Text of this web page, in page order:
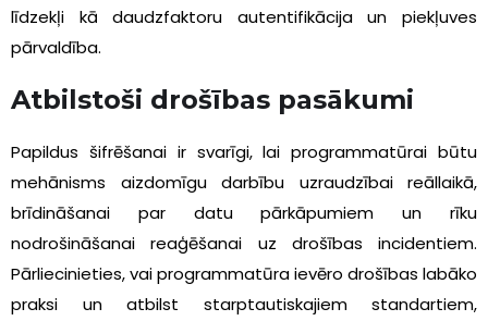
līdzekļi kā daudzfaktoru autentifikācija un piekļuves
pārvaldība.
Atbilstoši drošības pasākumi
Papildus šifrēšanai ir svarīgi, lai programmatūrai būtu
mehānisms aizdomīgu darbību uzraudzībai reāllaikā,
brīdināšanai par datu pārkāpumiem un rīku
nodrošināšanai reaģēšanai uz drošības incidentiem.
Pārliecinieties, vai programmatūra ievēro drošības labāko
praksi un atbilst starptautiskajiem standartiem,